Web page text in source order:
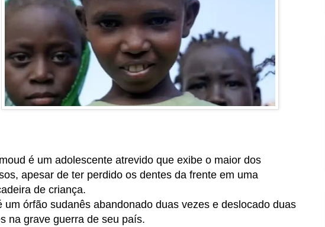
é um adolescente atrevido que exibe o maior dos
apesar de ter perdido os dentes da frente em uma
de criança.
um órfão sudanês abandonado duas vezes e deslocado duas
na grave guerra de seu país.